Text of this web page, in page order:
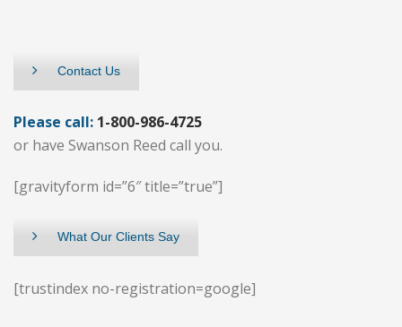
Contact Us
Please call: 1-800-986-4725
or have Swanson Reed call you.
[gravityform id=”6″ title=”true”]
What Our Clients Say
[trustindex no-registration=google]